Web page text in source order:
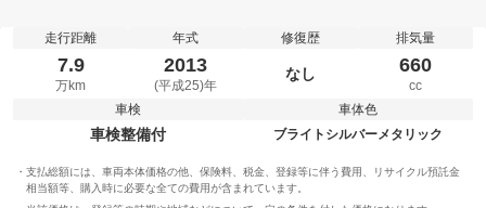
走行距離
7.9
万km
年式
2013
(平成25)年
修復歴
なし
排気量
660
cc
車検
車検整備付
車体色
ブライトシルバーメタリック
支払総額には、車両本体価格の他、保険料、税金、登録等に伴う費用、リサイクル預託金
相当額等、購入時に必要な全ての費用が含まれています。